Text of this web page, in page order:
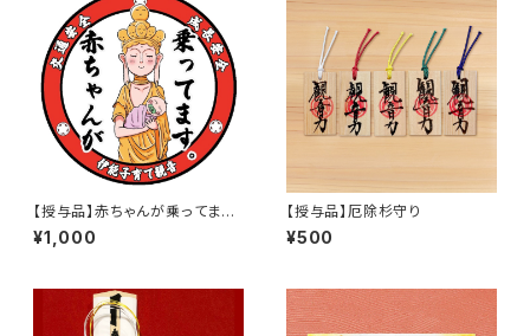
【授与品】赤ちゃんが乗ってます
ステッカー
¥1,000
【授与品】厄除杉守り
¥500